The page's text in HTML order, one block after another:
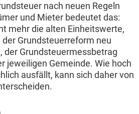
nach neuen Regeln
und Mieter bedeutet das:
mehr die alten Einheitswerte,
Grundsteuerreform neu
der Grundsteuermessbetrag
jeweiligen Gemeinde. Wie hoch
ausfällt, kann sich daher von